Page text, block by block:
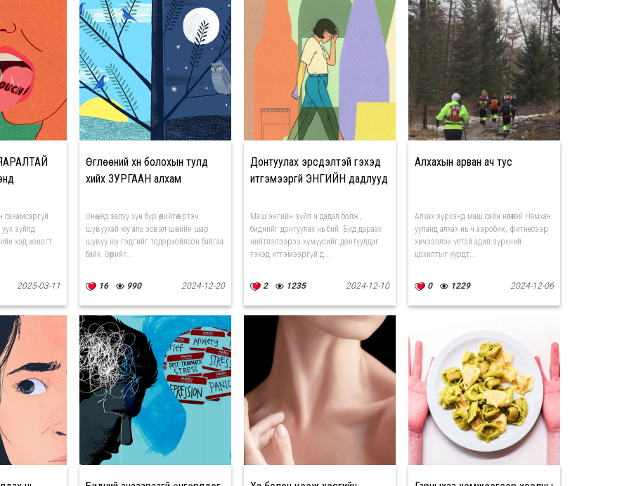
ЯАРАЛТАЙ
санамсаргүй
зүйлд
хэд хоногт
2025-03-11
Өглөөний хүн болохын тулд
хийх ЗУРГААН алхам
Өнөө үед залуу хүн бүр өөрийгөө эртэч
шувуухай юу аль эсвэл шөнийн шар
шувуу юу гэдгийг тодорхойлсон байгаа
байх. Өөрийг...
16 990 2024-12-20
Донтуулах эрсдэлтэй гэхэд
итгэмээргүй ЭНГИЙН дадлууд
Маш энгийн зүйл ч дадал болж,
биднийг донтуулах нь бий. Бид дараах
нийтлэлээрээ хүмүүсийг донтуулдаг
гэхэд итгэмээргүй д...
2 1235 2024-12-10
Алхахын арван ач тус
Алхах зүрхэнд маш сайн нөлөөтэй Намхан
ууланд алхах нь ч аэробик, фитнесээр
хичээллэх үетэй адил зүрхний
цохилтыг хурдт...
0 1229 2024-12-06